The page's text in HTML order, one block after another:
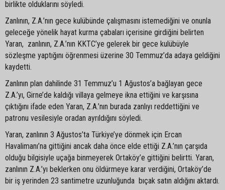
birlikte olduklarını söyledi.
Zanlının, Z.A.’nın gece kulübünde çalışmasını istemediğini ve onunla
geleceğe yönelik hayat kurma çabaları içerisine girdiğini belirten
Yaran, zanlının, Z.A.’nın KKTC’ye gelerek bir gece kulübüyle
sözleşme yaptığını öğrenmesi üzerine 30 Temmuz’da adaya geldiğini
kaydetti.
Zanlının plan dahilinde 31 Temmuz’u 1 Ağustos’a bağlayan gece
Z.A.’yı, Girne’de kaldığı villaya gelmeye ikna ettiğini ve karşısına
çıktığını ifade eden Yaran, Z.A.’nın burada zanlıyı reddettiğini ve
patronu vesilesiyle oradan ayrıldığını söyledi.
Yaran, zanlının 3 Ağustos’ta Türkiye’ye dönmek için Ercan
Havalimanı’na gittiğini ancak daha önce elde ettiği Z.A.’nın çarşıda
olduğu bilgisiyle uçağa binmeyerek Ortaköy’e gittiğini belirtti. Yaran,
zanlının Z.A.’yı beklerken onu öldürmeye karar verdiğini, Ortaköy’de
bir iş yerinden 23 santimetre uzunluğunda bıçak satın aldığını aktardı.